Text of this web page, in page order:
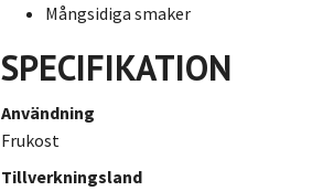
Mångsidiga smaker
SPECIFIKATION
Användning
Frukost
Tillverkningsland